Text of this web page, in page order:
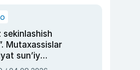
sekinlashish
Mutaxassislar
sun’iy
boshqara